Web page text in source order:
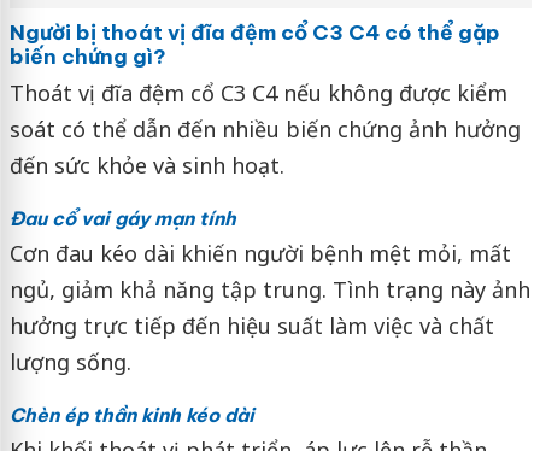
Người bị thoát vị đĩa đệm cổ C3 C4 có thể gặp
biến chứng gì?
Thoát vị đĩa đệm cổ C3 C4 nếu không được kiểm
soát có thể dẫn đến nhiều biến chứng ảnh hưởng
đến sức khỏe và sinh hoạt.
Đau cổ vai gáy mạn tính
Cơn đau kéo dài khiến người bệnh mệt mỏi, mất
ngủ, giảm khả năng tập trung. Tình trạng này ảnh
hưởng trực tiếp đến hiệu suất làm việc và chất
lượng sống.
Chèn ép thần kinh kéo dài